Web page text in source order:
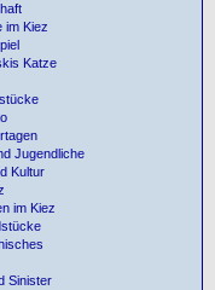
im Kiez
Katze
Jugendliche
Kultur
im Kiez
Sinister